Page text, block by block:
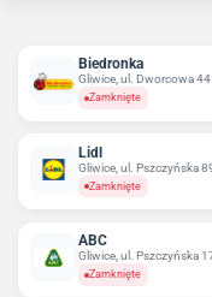
Biedronka
Gliwice, ul. Dworcowa 44
Zamknięte
Lidl
Gliwice, ul. Pszczyńska
Zamknięte
ABC
Gliwice, ul. Pszczyńska
Zamknięte